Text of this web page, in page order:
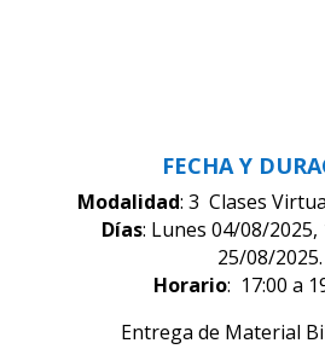
FECHA Y
Modalidad: 3 Clases
Días: Lunes 04/08/
25/08/2025.
Horario: 17:00 a
Entrega de Material